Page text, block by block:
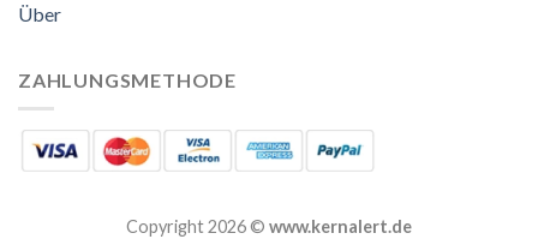
Über
ZAHLUNGSMETHODE
Copyright 2026 © www.kernalert.de